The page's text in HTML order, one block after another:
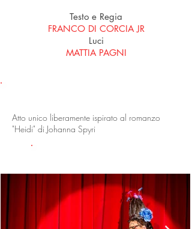
Testo e Regia
FRANCO DI CORCIA JR
Luci
MATTIA PAGNI
Atto unico liberamente ispirato al romanzo
"Heidi" di Johanna Spyri